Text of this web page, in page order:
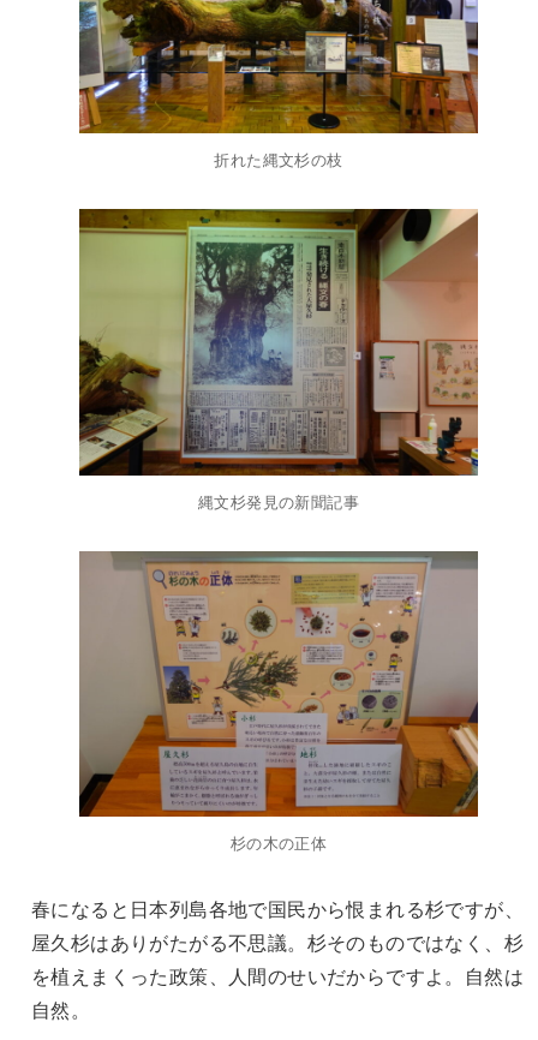
折れた縄文杉の枝
縄文杉発見の新聞記事
杉の木の正体
春になると日本列島各地で国民から恨まれる杉ですが、
屋久杉はありがたがる不思議。杉そのものではなく、杉
を植えまくった政策、人間のせいだからですよ。自然は
自然。